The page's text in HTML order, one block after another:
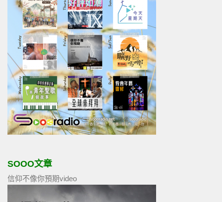
SOOO文章
信仰不像你預期video